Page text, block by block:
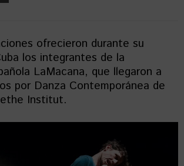
ofrecieron durante su
los integrantes de la
LaMacana, que llegaron a
por Danza Contemporánea de
Institut.